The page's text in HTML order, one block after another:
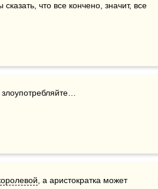
сказать, что все кончено, значит, все
, а аристократка может